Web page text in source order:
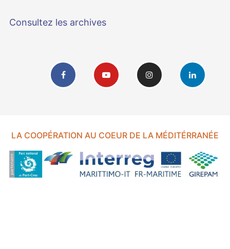
Consultez les archives
LA COOPÉRATION AU COEUR DE LA MÉDITÉRRANÉE